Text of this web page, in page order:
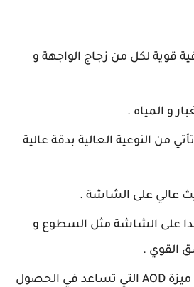
قوية لكل من زجاج الواجهة و
و المياه .
من النوعية العالية بدقة عالية
عالي على الشاشة .
على الشاشة مثل السطوع و
القوي .
ياتي الموبايل مع ميزة AOD التي تساعد في الحصول